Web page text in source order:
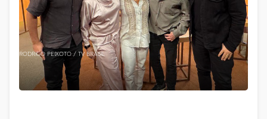
RODRIGO PEIXOTO / TV BRASIL